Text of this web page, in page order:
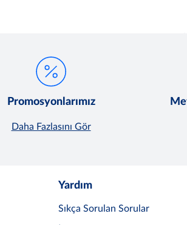
Promosyonlarımız
Daha Fazlasını Gör
Yardım
Sıkça Sorulan Sorular